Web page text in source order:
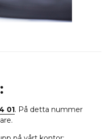
01. På detta nummer